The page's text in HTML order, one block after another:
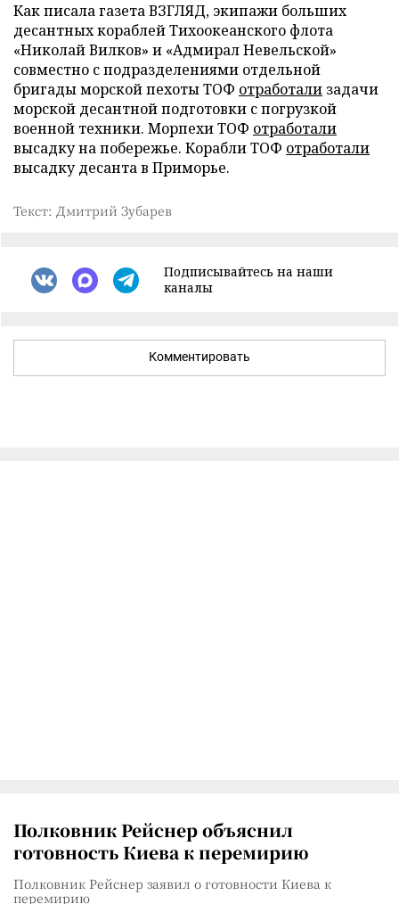
Как писала газета ВЗГЛЯД, экипажи больших
десантных кораблей Тихоокеанского флота
«Николай Вилков» и «Адмирал Невельской»
совместно с подразделениями отдельной
бригады морской пехоты ТОФ отработали задачи
морской десантной подготовки с погрузкой
военной техники. Морпехи ТОФ отработали
высадку на побережье. Корабли ТОФ отработали
высадку десанта в Приморье.
Текст: Дмитрий Зубарев
Подписывайтесь на наши
каналы
Комментировать
Полковник Рейснер объяснил
готовность Киева к перемирию
Полковник Рейснер заявил о готовности Киева к
перемирию